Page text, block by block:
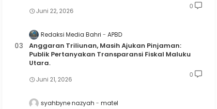
Juni 22, 2026
0
Redaksi Media Bahri APBD
Anggaran Triliunan, Masih Ajukan Pinjaman:
Publik Pertanyakan Transparansi Fiskal Maluku
Utara.
Juni 21, 2026
0
syahbyne nazyah matel